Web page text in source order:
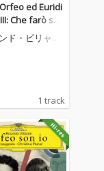
ed Euridi
Che farò sen
(Arr. Pluh
ド・ビリャソ
1 track